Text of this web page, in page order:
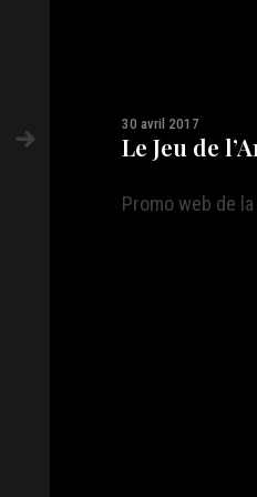
30 avril 2017
Le Jeu de
Promo web de